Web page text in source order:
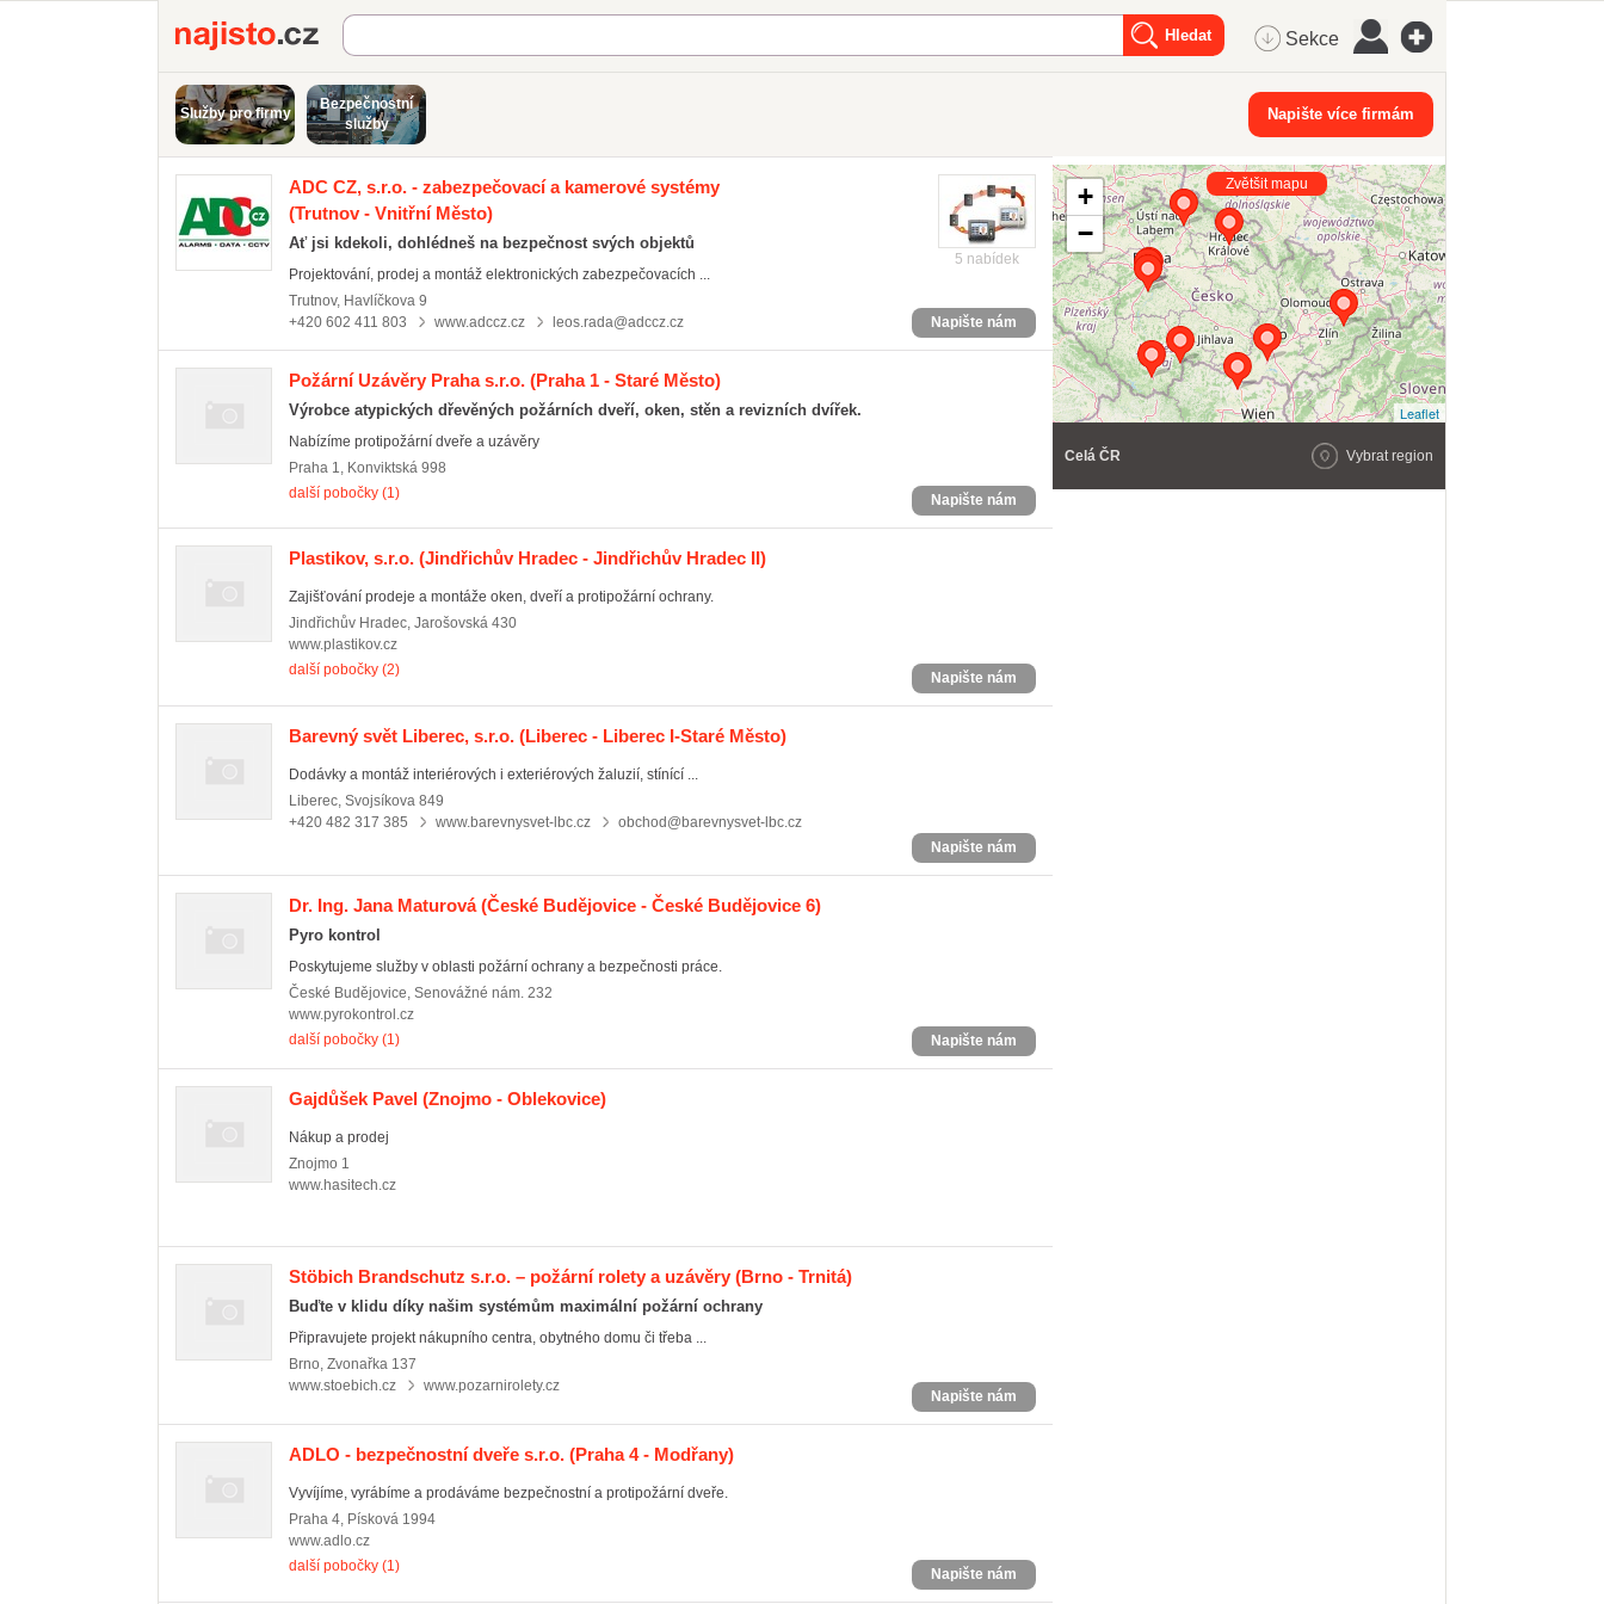
Najisto.cz Sekce
Služby pro firmy
Bezpečnostní
služby
Napište více firmám
ADC CZ, s.r.o. - zabezpečovací a kamerové systémy
(Trutnov - Vnitřní Město)
Ať jsi kdekoli, dohlédneš na bezpečnost svých objektů
Projektování, prodej a montáž elektronických zabezpečovacích ...
Trutnov, Havlíčkova 9
+420 602 411 803
www.adccz.cz leos.rada@adccz.cz
5 nabídek
Napište nám
Požární Uzávěry Praha s.r.o. (Praha 1 - Staré Město)
Výrobce atypických dřevěných požárních dveří, oken, stěn a revizních dvířek.
Nabízíme protipožární dveře a uzávěry
Praha 1, Konviktská 998
další pobočky (1)
Napište nám
Plastikov, s.r.o. (Jindřichův Hradec - Jindřichův Hradec II)
Zajišťování prodeje a montáže oken, dveří a protipožární ochrany.
Jindřichův Hradec, Jarošovská 430
www.plastikov.cz
další pobočky (2)
Napište nám
Barevný svět Liberec, s.r.o. (Liberec - Liberec I-Staré Město)
Dodávky a montáž interiérových i exteriérových žaluzií, stínící ...
Liberec, Svojsíkova 849
+420 482 317 385
www.barevnysvet-lbc.cz
obchod@barevnysvet-lbc.cz
Napište nám
Dr. Ing. Jana Maturová(České Budějovice - České Budějovice 6)
Pyro kontrol
Poskytujeme služby v oblasti požární ochrany a bezpečnosti práce.
České Budějovice, Senovážné nám. 232
www.pyrokontrol.cz
další pobočky (1)
Napište nám
Gajdůšek Pavel (Znojmo - Oblekovice)
Nákup a prodej
Znojmo 1
www.hasitech.cz
Stöbich Brandschutz s.r.o. – požární rolety a uzávěry (Brno - Trnitá)
Buďte v klidu díky našim systémům maximální požární ochrany
Připravujete projekt nákupního centra, obytného domu či třeba ...
Brno, Zvonařka 137
www.stoebich.cz
www.pozarnirolety.cz
Napište nám
ADLO - bezpečnostní dveře s.r.o. (Praha 4 - Modřany)
Vyvíjíme, vyrábíme a prodáváme bezpečnostní a protipožární dveře.
Praha 4, Písková 1994
www.adlo.cz
další pobočky (1)
Napište nám
+
−
Leaflet
Zvětšit mapu
Celá ČR Vybrat region